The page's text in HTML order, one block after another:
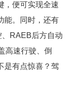
，便可实现全速
能。同时，还有
、RAEB后方自动
高速行驶、倒
是有点惊喜？驾